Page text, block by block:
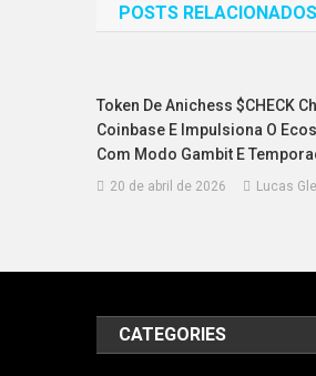
Post
POSTS RELACIONADOS
Token De Anichess $CHECK
Coinbase E Impulsiona O
Com Modo Gambit E
20 de abril de 2026 Lucas
CATEGORIES